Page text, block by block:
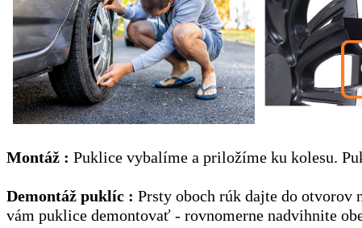
Montáž : Puklice vybalíme a priložíme ku kolesu.
Demontáž puklíc : Prsty oboch rúk dajte do otvorov
vám puklice demontovať - rovnomerne nadvihnite